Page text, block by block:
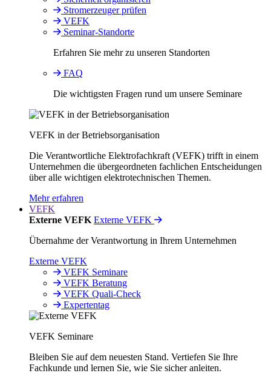
Stromerzeuger prüfen
VEFK
Seminar-Standorte
Erfahren Sie mehr zu unseren Standorten
FAQ
Die wichtigsten Fragen rund um unsere Seminare
VEFK in der Betriebsorganisation
Die Verantwortliche Elektrofachkraft (VEFK) trifft in einem
Unternehmen die übergeordneten fachlichen Entscheidungen
über alle wichtigen elektrotechnischen Themen.
Mehr erfahren
VEFK
Externe VEFK Externe VEFK
Übernahme der Verantwortung in Ihrem Unternehmen
Externe VEFK
VEFK Seminare
VEFK Beratung
VEFK Quali-Check
Expertentag
VEFK Seminare
Bleiben Sie auf dem neuesten Stand. Vertiefen Sie Ihre
Fachkunde und lernen Sie, wie Sie sicher anleiten.